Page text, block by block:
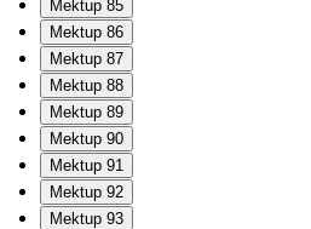
Mektup 85
Mektup 86
Mektup 87
Mektup 88
Mektup 89
Mektup 90
Mektup 91
Mektup 92
Mektup 93